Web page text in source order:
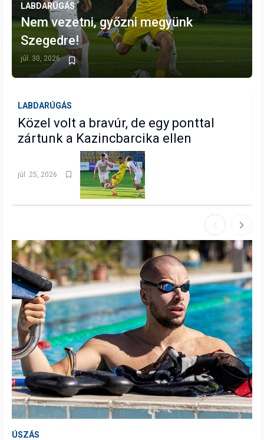
LABDARÚGÁS
Nem vezetni, győzni megyünk
Szegedre!
júl. 30, 2026
LABDARÚGÁS
Közel volt a bravúr, de egy ponttal
zártunk a Kazincbarcika ellen
júl. 25, 2026
ÚSZÁS